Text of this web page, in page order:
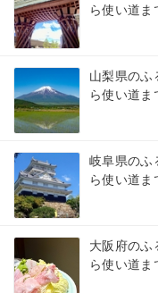
ら使い道ま
山梨県のふ
ら使い道ま
岐阜県のふ
ら使い道ま
大阪府のふ
ら使い道ま